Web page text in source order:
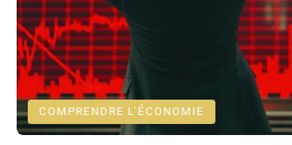
COMPRENDRE L'ÉCONOMIE